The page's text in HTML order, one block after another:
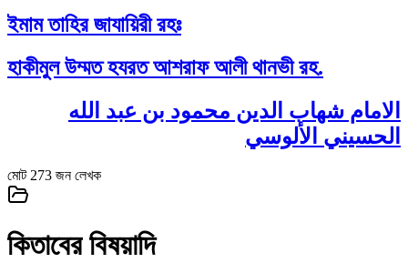
ইমাম তাহির জাযায়িরী রহঃ
হাকীমুল উম্মত হযরত আশরাফ আলী থানভী রহ.
الامام شهاب الدين محمود بن عبد الله
الحسيني الألوسي
মোট 273 জন লেখক
কিতাবের বিষয়াদি